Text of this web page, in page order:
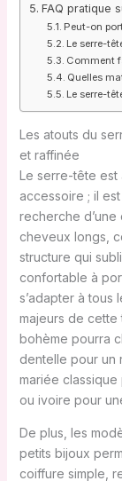
FAQ pratique
Peut-on
Le serre-
Comment
Quelles
Le serre-
Les atouts du
et raffinée
Le serre-tête est
accessoire ; il
recherche
cheveux longs,
structure qui
confortable à
s’adapter à tous
majeurs de cette
bohème pourra
dentelle pour un
mariée
ou ivoire pour
De plus, les
petits bijoux
coiffure simple,